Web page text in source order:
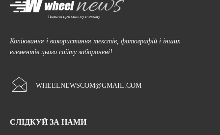
Копіювання і використання текстів, фотографій і інших
елементів цього сайту заборонені!
WHEELNEWSCOM@GMAIL.COM
СЛІДКУЙ ЗА НАМИ